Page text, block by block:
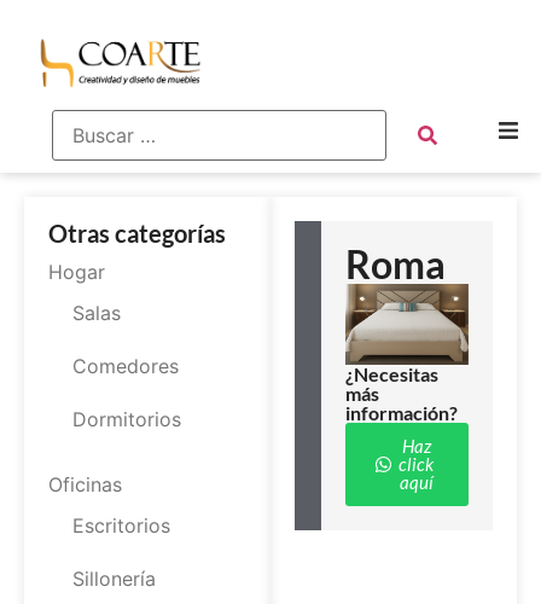
Otras categorías
Hogar
Salas
Comedores
Dormitorios
Oficinas
Escritorios
Sillonería
Roma
¿Necesitas
más
información?
Haz
click
aquí